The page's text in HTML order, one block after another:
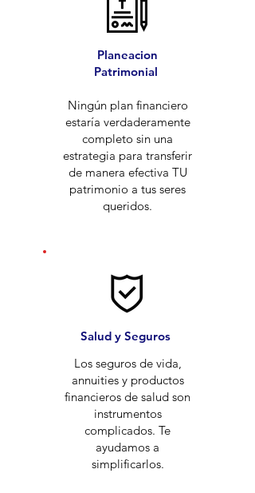
Planeacion
Patrimonial
Ningún plan financiero
estaría verdaderamente
completo sin una
estrategia para transferir
de manera efectiva TU
patrimonio a tus seres
queridos.
Salud y Seguros
Los seguros de vida,
annuities y productos
financieros de salud son
instrumentos
complicados. Te
ayudamos a
simplificarlos.